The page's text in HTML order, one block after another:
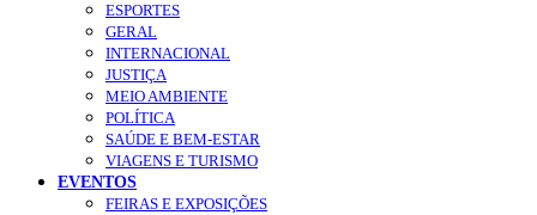
ESPORTES
GERAL
INTERNACIONAL
JUSTIÇA
MEIO AMBIENTE
POLÍTICA
SAÚDE E BEM-ESTAR
VIAGENS E TURISMO
EVENTOS
FEIRAS E EXPOSIÇÕES